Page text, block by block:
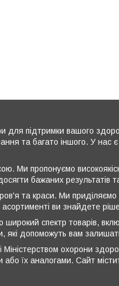
для підтримки вашого
та багато іншого. У
пропонуємо
бажаних результатів
та краси. Ми
ви знайдете
спектр товарів,
які допоможуть вам
охорони
їх аналогами. Сайт